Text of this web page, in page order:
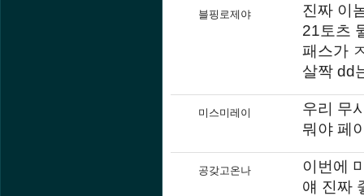
블핑로제야
진짜 이
21토츠
패스가
살짝 dd
미스미레이
우리 무
뭐야 페
공갖고온나
이번에
얘 진짜